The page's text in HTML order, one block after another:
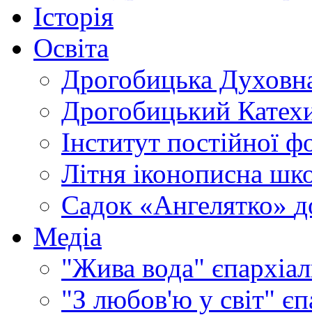
Історія
Освіта
Дрогобицька
Дрогобицький
Інститут постійної
Літня іконописна
Садок «Ангелятко»
Медіа
"Жива вода"
"З любов'ю у світ"